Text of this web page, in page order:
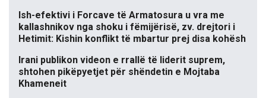
Ish-efektivi i Forcave të Armatosura u vra me
kallashnikov nga shoku i fëmijërisë, zv. drejtori i
Hetimit: Kishin konflikt të mbartur prej disa kohësh
Irani publikon videon e rrallë të liderit suprem,
shtohen pikëpyetjet për shëndetin e Mojtaba
Khameneit